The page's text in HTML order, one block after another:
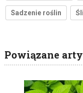
Sadzenie roślin
Powiązane